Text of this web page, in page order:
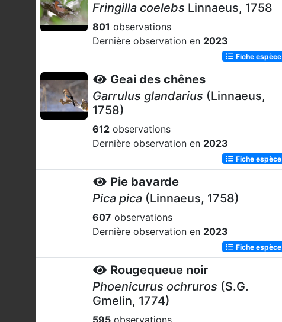
Fringilla coelebs Linnaeus, 1758
801 observations
Dernière observation en 2023
Fiche espèce
Geai des chênes
Garrulus glandarius (Linnaeus,
1758)
612 observations
Dernière observation en 2023
Fiche espèce
Pie bavarde
Pica pica (Linnaeus, 1758)
607 observations
Dernière observation en 2023
Fiche espèce
Rougequeue noir
Phoenicurus ochruros (S.G.
Gmelin, 1774)
595 observations